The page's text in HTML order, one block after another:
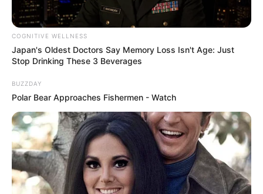
COGNITIVE WELLNESS
Japan's Oldest Doctors Say Memory Loss Isn't Age: Just
Stop Drinking These 3 Beverages
BUZZDAY
Polar Bear Approaches Fishermen - Watch